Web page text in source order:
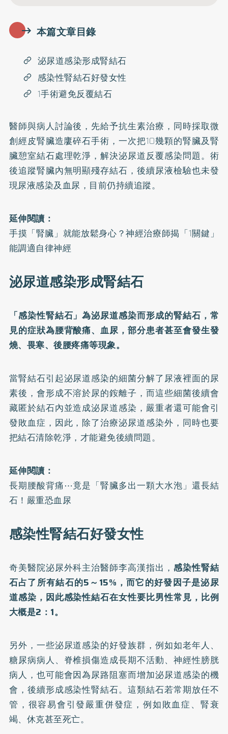
本篇文章目錄
泌尿道感染形成腎結石
感染性腎結石好發女性
1手術避免反覆結石
醫師與病人討論後，先給予抗生素治療，同時採取微
創經皮腎臟造廔碎石手術，一次把10幾顆的腎臟及腎
臟憩室結石處理乾淨，解決泌尿道反覆感染問題。術
後追蹤腎臟內無明顯殘存結石，後續尿液檢驗也未發
現尿液感染及血尿，目前仍持續追蹤。
延伸閱讀：
手摸「腎臟」就能放鬆身心？神經治療師揭「1關鍵」
能調適自律神經
泌尿道感染形成腎結石
「感染性腎結石」為泌尿道感染而形成的腎結石，常
見的症狀為腰背酸痛、血尿，部分患者甚至會發生發
燒、畏寒、後腰疼痛等現象。
當腎結石引起泌尿道感染的細菌分解了尿液裡面的尿
素後，會形成不溶於尿的銨離子，而這些細菌後續會
藏匿於結石內並造成泌尿道感染，嚴重者還可能會引
發敗血症，因此，除了治療泌尿道感染外，同時也要
把結石清除乾淨，才能避免後續問題。
延伸閱讀：
長期腰酸背痛⋯竟是「腎臟多出一顆大水泡」還長結
石！嚴重恐血尿
感染性腎結石好發女性
奇美醫院泌尿外科主治醫師李高漢指出， 感染性腎結
石占了所有結石的5～15%，而它的好發因子是泌尿
道感染，因此感染性結石在女性要比男性常見，比例
大概是2：1。
另外，一些泌尿道感染的好發族群，例如如老年人、
糖尿病病人、脊椎損傷造成長期不活動、神經性膀胱
病人，也可能會因為尿路阻塞而增加泌尿道感染的機
會，後續形成感染性腎結石。這類結石若常期放任不
管，很容易會引發嚴重併發症，例如敗血症、腎衰
竭、休克甚至死亡。